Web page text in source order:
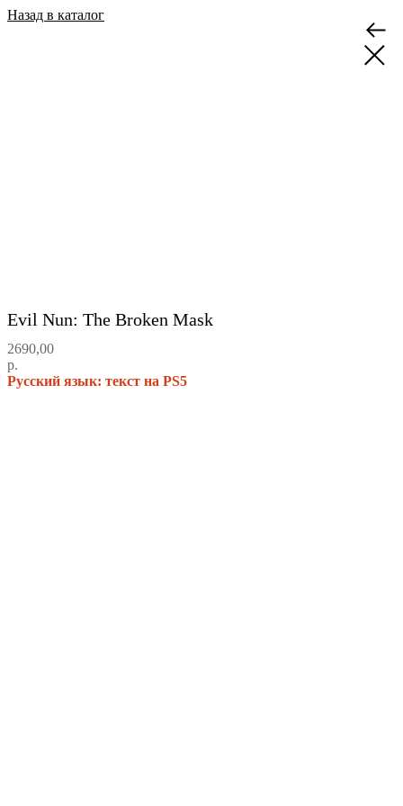
Назад в каталог
Evil Nun: The Broken Mask
2690,00
р.
Русский язык: текст на PS5